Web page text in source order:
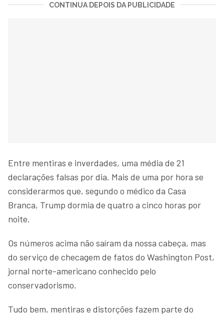
CONTINUA DEPOIS DA PUBLICIDADE
Entre mentiras e inverdades, uma média de 21
declarações falsas por dia. Mais de uma por hora se
considerarmos que, segundo o médico da Casa
Branca, Trump dormia de quatro a cinco horas por
noite.
Os números acima não saíram da nossa cabeça, mas
do serviço de checagem de fatos do Washington Post,
jornal norte-americano conhecido pelo
conservadorismo.
Tudo bem, mentiras e distorções fazem parte do